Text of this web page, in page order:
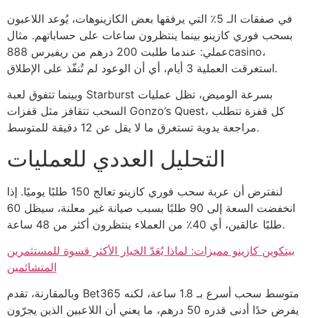
في صفقات الـ 5٪ التي يرفقها بعض الكازينوهات، يُوعد اللاعبون
بسحب فوري كازينو بينما ينتظرون ساعات على حساباتهم. مثال
عملي: عندما طلبت 200 درهم من ريفيرس 888casino،
استغرقت العملية 3 أيام، أي أن الوعود لم تُنفّذ على الإطلاق.
وبينما تتفوق لعبة Starburst بسرعة الوميض، تظل عمليات
السحب تتقافز مثل قفزات Gonzo’s Quest، كل قفزة تتطلب
مراجعة يدوية تستغرق ما لا يقل عن 12 دقيقة للمتوسط.
التحليل العددي للعمليات
لنفترض أن عربة سحب فوري كازينو تعالج 150 طلبًا يوميًا. إذا
انخفضت السعة إلى 90 طلبًا بسبب صيانة غير معلنة، سيظل 60
طلبًا عالقين، أي 40٪ من العملاء ينتظرون أكثر من 48 ساعة.
بيتكوين كازينو مميزات: لماذا يُعَدّ الخيار الأكثر قسوة للمستثمرين
المتشائمين
وبالمقارنة، تقدم Bet365 متوسط سحب أسرع بـ 1.8 ساعة، لكنه
يفرض حدًا أدنى قدره 50 درهم، ما يعني أن اللاعبين الذين يجرّون